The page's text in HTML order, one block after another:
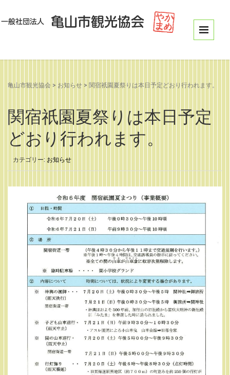
亀山市観光協会 > お知らせ > 関宿祇園夏祭りは本日予定どおり行われます。
関宿祇園夏祭りは本日予定
どおり行われます。
カテゴリー: お知らせ